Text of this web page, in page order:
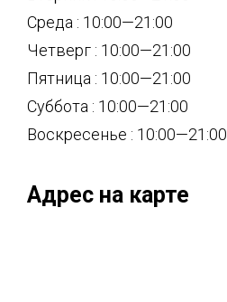
Среда : 10:00—21:00
Четверг : 10:00—21:00
Пятница : 10:00—21:00
Суббота : 10:00—21:00
Воскресенье : 10:00—21:00
Адрес на карте